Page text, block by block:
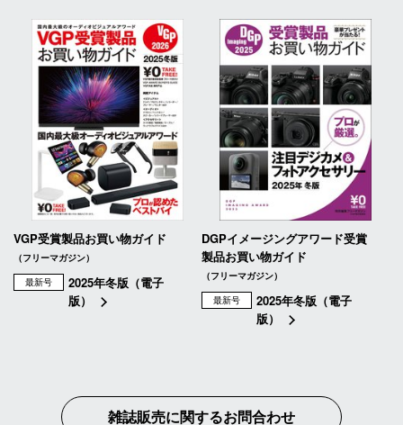
VGP受賞製品お買い物ガイド
（フリーマガジン）
最新号
2025年冬版（電子
版）
DGPイメージングアワード受賞
製品お買い物ガイド
（フリーマガジン）
最新号
2025年冬版（電子
版）
雑誌販売に関するお問合わせ